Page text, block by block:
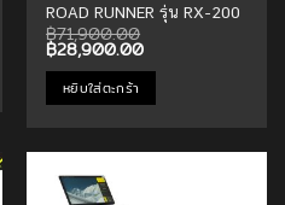
ROAD RUNNER รุ่น RX-200
฿71,900.00
Original
price
was:
฿71,900.00.
฿28,900.00Current
is:
หยิบใส่ตะกร้า